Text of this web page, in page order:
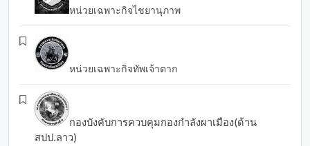
หน่วยเฉพาะกิจไชยานุภาพ
หน่วยเฉพาะกิจทัพเจ้าตาก
กองบังคับการควบคุมกองกำลังผาเมือง(ด้าน
สปป.ลาว)